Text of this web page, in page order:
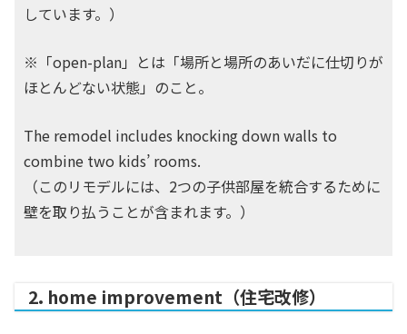
しています。）
※「open-plan」とは「場所と場所のあいだに仕切りが
ほとんどない状態」のこと。
The remodel includes knocking down walls to
combine two kids’ rooms.
（このリモデルには、2つの子供部屋を統合するために
壁を取り払うことが含まれます。）
2. home improvement（住宅改修）